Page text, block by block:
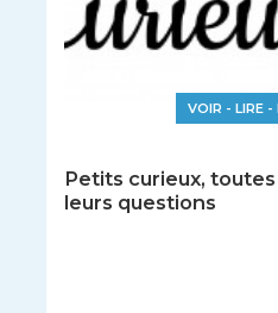
VOIR - LIRE -
Petits curieux,
leurs questions